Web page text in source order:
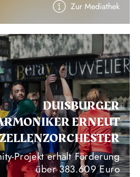
Zur Mediathek
DUISBURGER
ERNEUT
Projekt erhält Förderung
über 383.609 Euro